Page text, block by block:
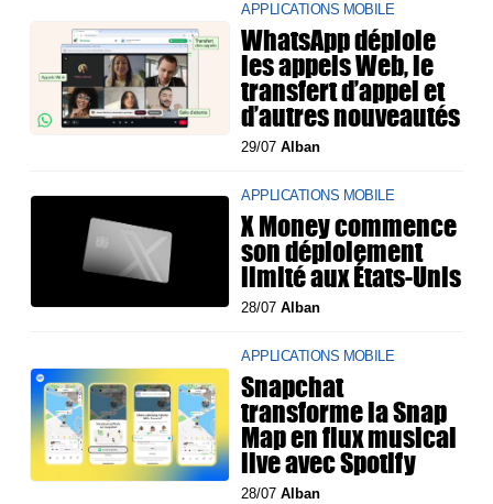
APPLICATIONS MOBILE
WhatsApp déploie
les appels Web, le
transfert d’appel et
d’autres nouveautés
29/07Alban
APPLICATIONS MOBILE
X Money commence
son déploiement
limité aux États-Unis
28/07Alban
APPLICATIONS MOBILE
Snapchat
transforme la Snap
Map en flux musical
live avec Spotify
28/07Alban